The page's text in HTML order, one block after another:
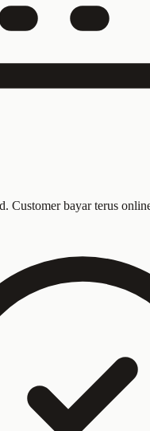
Customer bayar terus